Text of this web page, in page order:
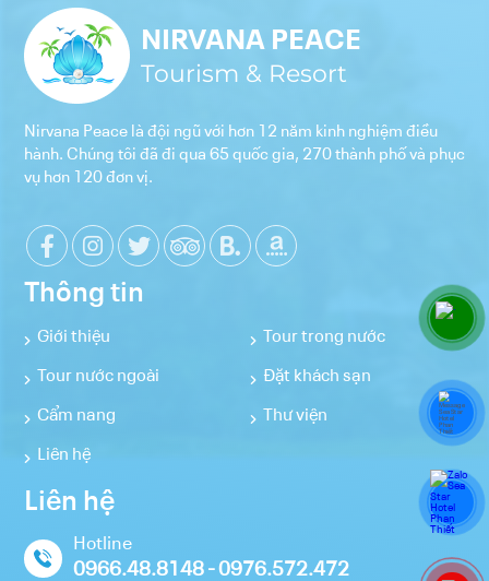
NIRVANA PEACE
Tourism & Resort
Nirvana Peace là đội ngũ với hơn 12 năm kinh nghiệm điều
hành. Chúng tôi đã đi qua 65 quốc gia, 270 thành phố và phục
vụ hơn 120 đơn vị.
Thông tin
Giới thiệu Tour trong nước
Tour nước ngoài Đặt khách sạn
Cẩm nang Thư viện
Liên hệ
Liên hệ
Hotline
0966.48.8148 - 0976.572.472